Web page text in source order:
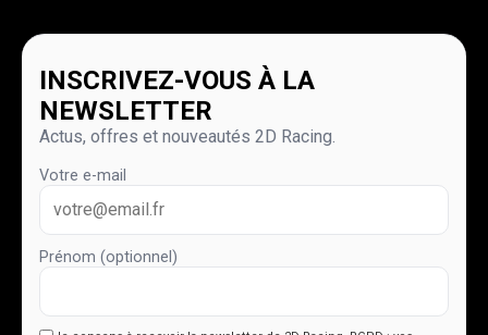
INSCRIVEZ-VOUS À LA
NEWSLETTER
Actus, offres et nouveautés 2D Racing.
Votre e-mail
Prénom (optionnel)